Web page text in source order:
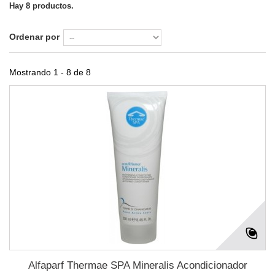
Hay 8 productos.
Ordenar por
Mostrando 1 - 8 de 8
Alfaparf Thermae SPA Mineralis Acondicionador